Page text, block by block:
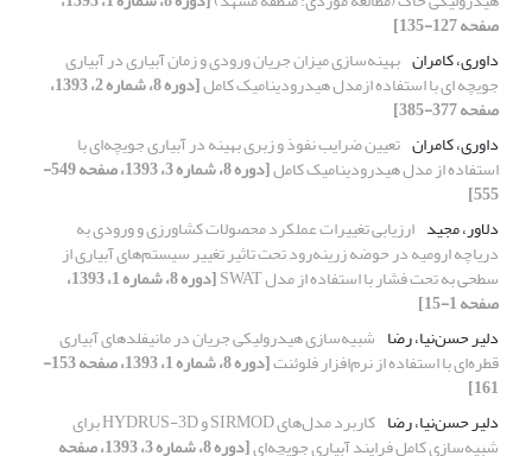
صفحه 127-135]
داوری، کامران بهینه‌سازی میزان جریان ورودی و زمان آبیاری در آبیاری
جویچه ای با استفاده ازمدل هیدرودینامیک کامل [دوره 8، شماره 2، 1393،
صفحه 377-385]
داوری، کامران تعیین ضرایب نفوذ و زبری بهینه در آبیاری جویچه‌ای با
استفاده از مدل هیدرودینامیک کامل [دوره 8، شماره 3، 1393، صفحه 549-
555]
دلاور، مجید ارزیابی تغییرات عملکرد محصولات کشاورزی و ورودی به
دریاچه ارومیه در حوضه زرینه‌رود تحت تاثیر تغییر سیستم‌های آبیاری از
سطحی به تحت فشار با استفاده از مدل SWAT [دوره 8، شماره 1، 1393،
صفحه 1-15]
دلیر حسن‌نیا، رضا شبیه‌سازی هیدرولیکی جریان در مانیفلدهای آبیاری
قطره‌ای با استفاده از نرم‌افزار فلوئنت [دوره 8، شماره 1، 1393، صفحه 153-
161]
دلیر حسن‌نیا، رضا
کاربرد مدل‌های SIRMOD و HYDRUS-3D برای
شبیه‌سازی کامل فرایند آبیاری جویچه‌ای [دوره 8، شماره 3، 1393، صفحه